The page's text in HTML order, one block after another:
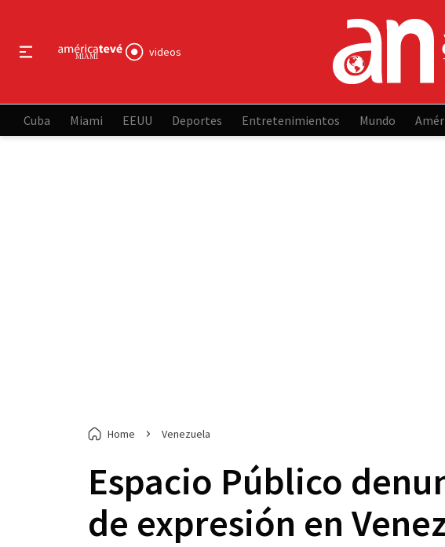
videos
Cuba Miami EEUU Deportes Entretenimientos Mundo
Home Venezuela
Espacio Público
de expresión en